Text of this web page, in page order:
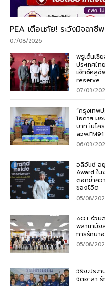
PEA เตือนภัย! ระวังมิจฉาชี
07/08/2026
พรูเด็นเชี
ประเทศไ
เอ็กซ์คลูซี
reserve
07/08/
“กรุงเทพ
โอกาส ม
บาท ในโค
สวพ.FM91
06/08/
อลิอันซ์ อ
Award ใ
ตอกย้ำคว
ของชีวิต
05/08/
AOT ร่วม
พลานามัย
การรักษา
05/08/
วิริยะประ
จิตอาสา